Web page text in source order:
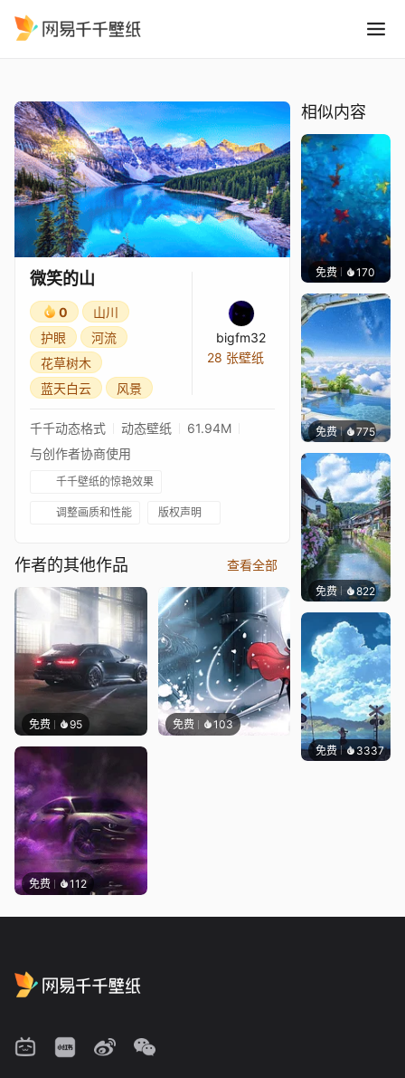
微笑的山
0
山川
护眼
河流
花草树木
蓝天白云
风景
bigfm32
28 张壁纸
千千动态格式 动态壁纸
61.94M
与创作者协商使用
千千壁纸的惊艳效果
调整画质和性能 版权声明
作者的其他作品 查看全部
免费 95 免费 103
免费 112
相似内容
免费 170Max
免费 775豆子
免费 822叮叮
免费 3337星梦